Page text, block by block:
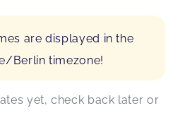
are displayed in the
Berlin timezone!
yet, check back later or